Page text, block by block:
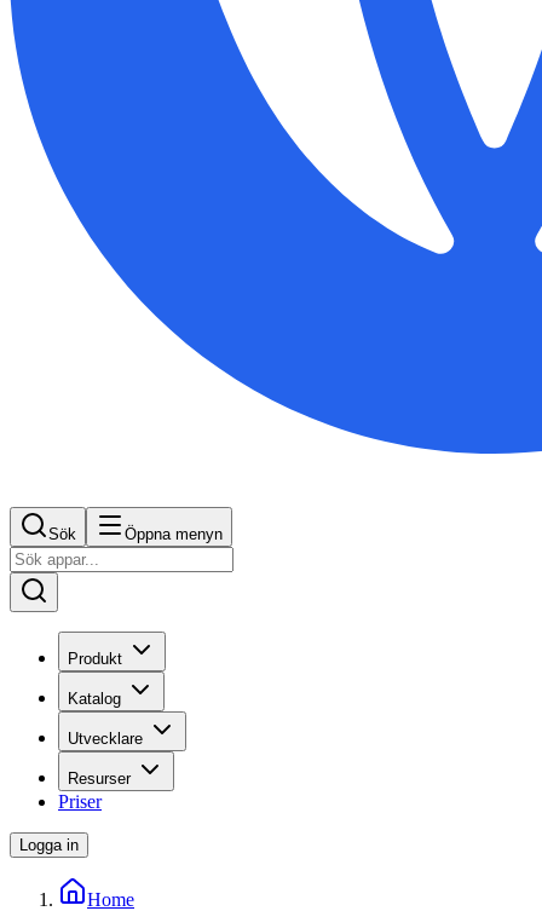
Sök Öppna menyn
Produkt
Katalog
Utvecklare
Resurser
Priser
Logga in
Home